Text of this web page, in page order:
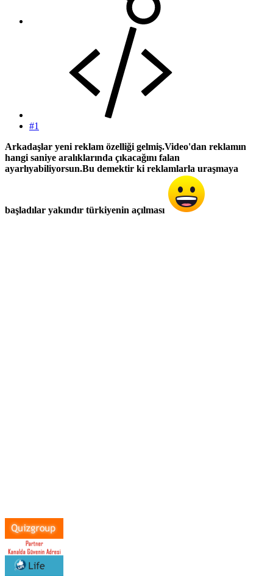
#1
Arkadaşlar yeni reklam özelliği gelmiş.Video'dan reklamın
hangi saniye aralıklarında çıkacağını falan
ayarlıyabiliyorsun.Bu demektir ki reklamlarla uraşmaya
başladılar yakındır türkiyenin açılması